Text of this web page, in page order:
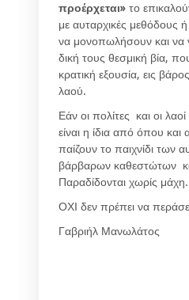
προέρχεται» το
με αυταρχικές μεθόδους ή
να μονοπωλήσουν και να
δική τους θεσμική βία,
κρατική εξουσία, εις
λαού.
Εάν οι πολίτες και οι
είναι η ίδια από όπου και
παίζουν το παιχνίδι των
βάρβαρων καθεστώτων
Παραδίδονται χωρίς μάχη.
ΟΧΙ δεν πρέπει να
Γαβριήλ Μανωλάτος